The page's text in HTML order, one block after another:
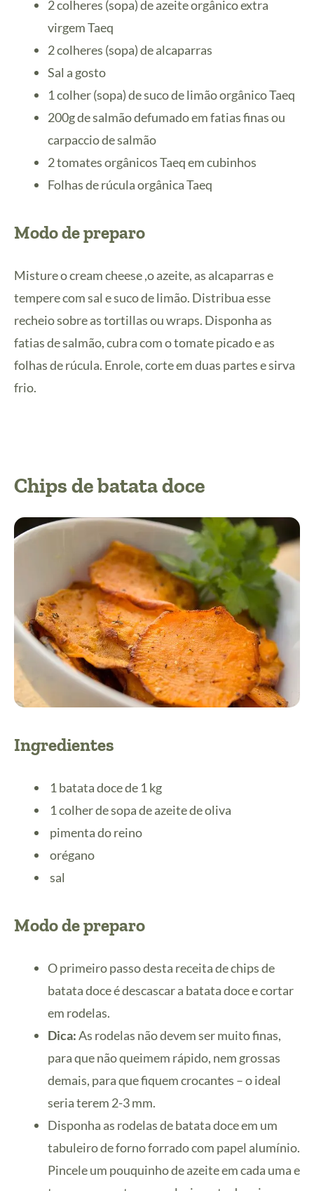
2 colheres (sopa) de azeite orgânico extra
virgem Taeq
2 colheres (sopa) de alcaparras
Sal a gosto
1 colher (sopa) de suco de limão orgânico Taeq
200g de salmão defumado em fatias finas ou
carpaccio de salmão
2 tomates orgânicos Taeq em cubinhos
Folhas de rúcula orgânica Taeq
Modo de preparo
Misture o cream cheese ,o azeite, as alcaparras e
tempere com sal e suco de limão. Distribua esse
recheio sobre as tortillas ou wraps. Disponha as
fatias de salmão, cubra com o tomate picado e as
folhas de rúcula. Enrole, corte em duas partes e sirva
frio.
Chips de batata doce
Ingredientes
1 batata doce de 1 kg
1 colher de sopa de azeite de oliva
pimenta do reino
orégano
sal
Modo de preparo
O primeiro passo desta receita de chips de
batata doce é descascar a batata doce e cortar
em rodelas.
Dica:As rodelas não devem ser muito finas,
para que não queimem rápido, nem grossas
demais, para que fiquem crocantes – o ideal
seria terem 2-3 mm.
Disponha as rodelas de batata doce em um
tabuleiro de forno forrado com papel alumínio.
Pincele um pouquinho de azeite em cada uma e